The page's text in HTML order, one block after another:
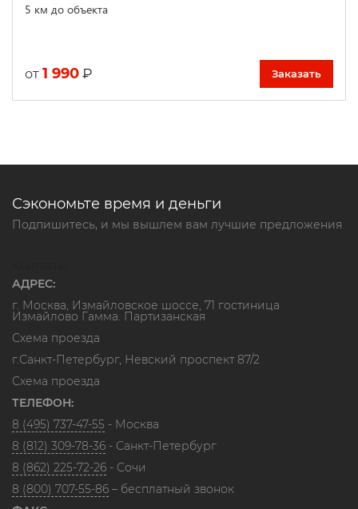
5 км до объекта
от 1 990 ₽ Заказать
Сэкономьте время и деньги
Подпишитесь, и мы вышлем вам лучшие предложения
АДРЕС:
г. Москва, Измайловское шоссе, 71 гостиница
Измайлово Гамма. Партизанская
Схема проезда
г.Санкт-Петербург, Невский проспект 87/2
Схема проезда
ТЕЛЕФОН:
8 (495) 737-47-55 - Москва
8 (812) 309-78-36 - Санкт-Петербург
8 (862) 225-72-26 - Сочи
8 (800) 707-55-86 – бесплатный звонок